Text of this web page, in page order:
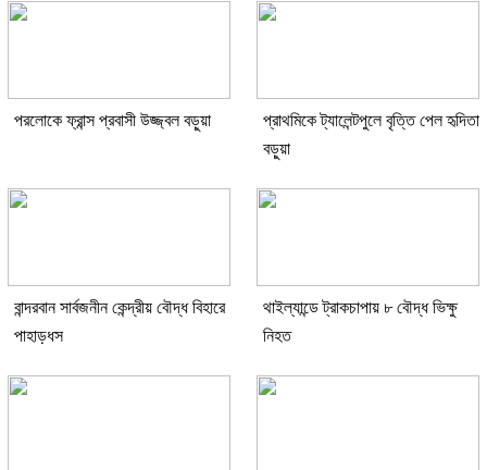
পরলোকে ফ্রান্স প্রবাসী উজ্জ্বল বড়ুয়া
প্রাথমিকে ট্যালেন্টপুলে বৃত্তি পেল হৃদিতা
বড়ুয়া
বান্দরবান সার্বজনীন কেন্দ্রীয় বৌদ্ধ বিহারে
পাহাড়ধস
থাইল্যান্ডে ট্রাকচাপায় ৮ বৌদ্ধ ভিক্ষু
নিহত